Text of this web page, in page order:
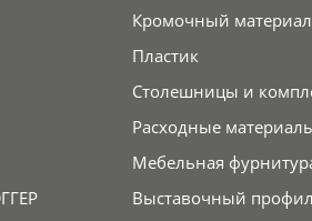
Кромочный материал
Пластик
Столешницы и
Расходные
Мебельная
Выставочный